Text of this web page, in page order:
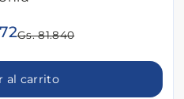
Gs. 81.840
al carrito